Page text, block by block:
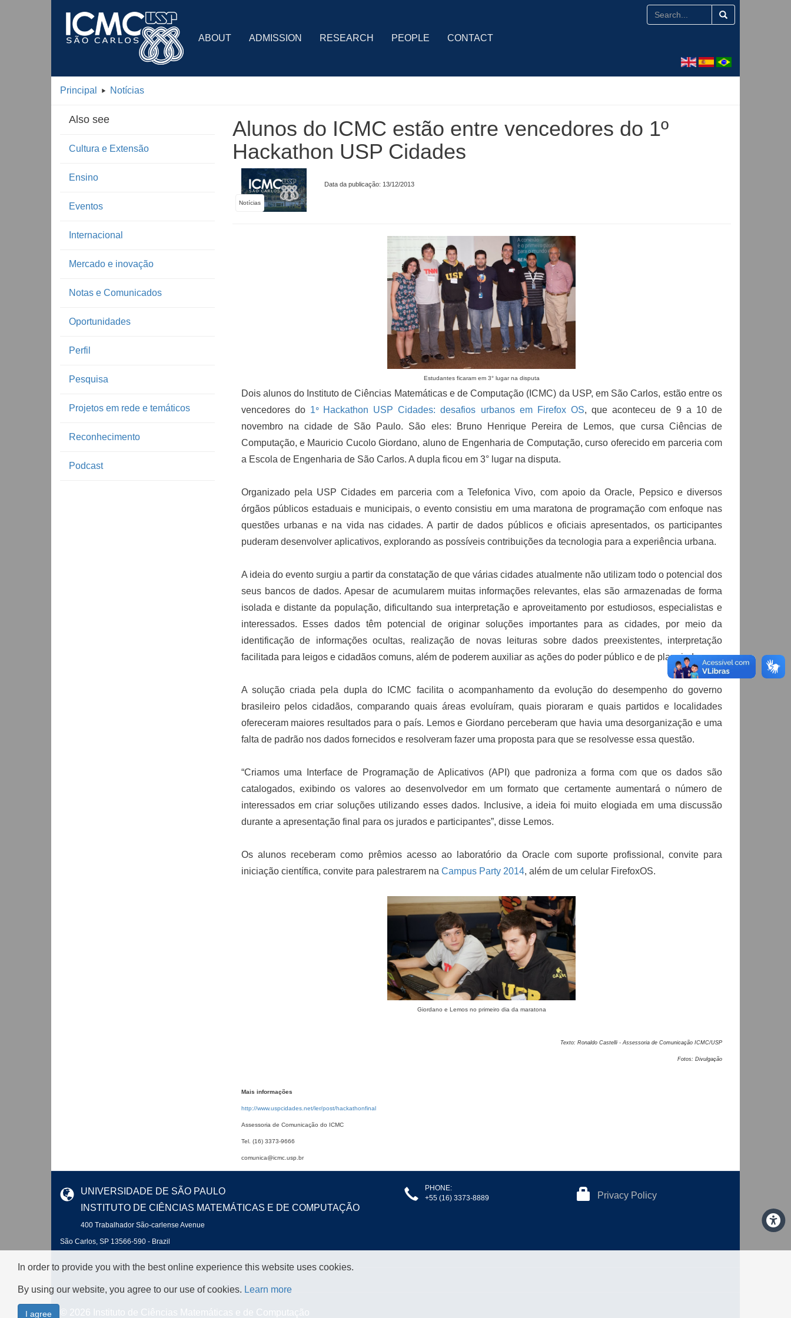
ABOUT ADMISSION RESEARCH PEOPLE CONTACT
Principal Notícias
Also see
Cultura e Extensão
Ensino
Eventos
Internacional
Mercado e inovação
Notas e Comunicados
Oportunidades
Perfil
Pesquisa
Projetos em rede e temáticos
Reconhecimento
Podcast
Alunos do ICMC estão entre vencedores do 1º
Hackathon USP Cidades
Notícias
Data da publicação: 13/12/2013
Estudantes ficaram em 3° lugar na disputa
Dois alunos do Instituto de Ciências Matemáticas e de Computação (ICMC) da USP, em São Carlos, estão entre os
vencedores do 1º Hackathon USP Cidades: desafios urbanos em Firefox OS, que aconteceu de 9 a 10 de
novembro na cidade de São Paulo. São eles: Bruno Henrique Pereira de Lemos, que cursa Ciências de
Computação, e Mauricio Cucolo Giordano, aluno de Engenharia de Computação, curso oferecido em parceria com
a Escola de Engenharia de São Carlos. A dupla ficou em 3° lugar na disputa.
Organizado pela USP Cidades em parceria com a Telefonica Vivo, com apoio da Oracle, Pepsico e diversos
órgãos públicos estaduais e municipais, o evento consistiu em uma maratona de programação com enfoque nas
questões urbanas e na vida nas cidades. A partir de dados públicos e oficiais apresentados, os participantes
puderam desenvolver aplicativos, explorando as possíveis contribuições da tecnologia para a experiência urbana.
A ideia do evento surgiu a partir da constatação de que várias cidades atualmente não utilizam todo o potencial dos
seus bancos de dados. Apesar de acumularem muitas informações relevantes, elas são armazenadas de forma
isolada e distante da população, dificultando sua interpretação e aproveitamento por estudiosos, especialistas e
interessados. Esses dados têm potencial de originar soluções importantes para as cidades, por meio da
identificação de informações ocultas, realização de novas leituras sobre dados preexistentes, interpretação
facilitada para leigos e cidadãos comuns, além de poderem auxiliar as ações do poder público e de planejadores.
A solução criada pela dupla do ICMC facilita o acompanhamento da evolução do desempenho do governo
brasileiro pelos cidadãos, comparando quais áreas evoluíram, quais pioraram e quais partidos e localidades
ofereceram maiores resultados para o país. Lemos e Giordano perceberam que havia uma desorganização e uma
falta de padrão nos dados fornecidos e resolveram fazer uma proposta para que se resolvesse essa questão.
“Criamos uma Interface de Programação de Aplicativos (API) que padroniza a forma com que os dados são
catalogados, exibindo os valores ao desenvolvedor em um formato que certamente aumentará o número de
interessados em criar soluções utilizando esses dados. Inclusive, a ideia foi muito elogiada em uma discussão
durante a apresentação final para os jurados e participantes”, disse Lemos.
Os alunos receberam como prêmios acesso ao laboratório da Oracle com suporte profissional, convite para
iniciação científica, convite para palestrarem na Campus Party 2014, além de um celular FirefoxOS.
Giordano e Lemos no primeiro dia da maratona
Texto: Ronaldo Castelli - Assessoria de Comunicação ICMC/USP
Fotos: Divulgação
Mais informações
http://www.uspcidades.net/ler/post/hackathonfinal
Assessoria de Comunicação do ICMC
Tel. (16) 3373-9666
comunica@icmc.usp.br
UNIVERSIDADE DE SÃO PAULO
INSTITUTO DE CIÊNCIAS MATEMÁTICAS E DE COMPUTAÇÃO
400 Trabalhador São-carlense Avenue
São Carlos, SP 13566-590 - Brazil
PHONE:
+55 (16) 3373-8889
Privacy Policy
© 2026 Instituto de Ciências Matemáticas e de Computação
In order to provide you with the best online experience this website uses cookies.
By using our website, you agree to our use of cookies. Learn more
I agree